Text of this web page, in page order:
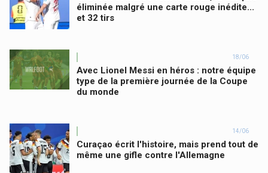
éliminée malgré une carte rouge inédite...
et 32 tirs
18/06
Avec Lionel Messi en héros : notre équipe
type de la première journée de la Coupe
du monde
14/06
Curaçao écrit l'histoire, mais prend tout de
même une gifle contre l'Allemagne